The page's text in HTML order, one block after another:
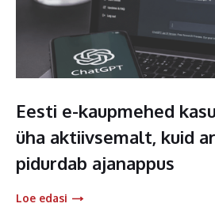
Eesti e-kaupmehed
üha aktiivsemalt, kuid
pidurdab ajanappus
Loe edasi